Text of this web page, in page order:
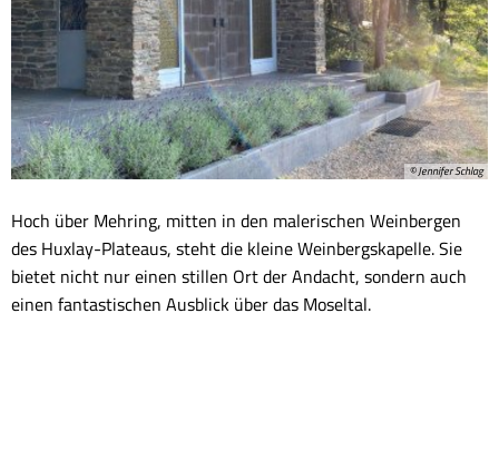
© Jennifer Schlag
Hoch über Mehring, mitten in den malerischen Weinbergen
des Huxlay-Plateaus, steht die kleine Weinbergskapelle. Sie
bietet nicht nur einen stillen Ort der Andacht, sondern auch
einen fantastischen Ausblick über das Moseltal.